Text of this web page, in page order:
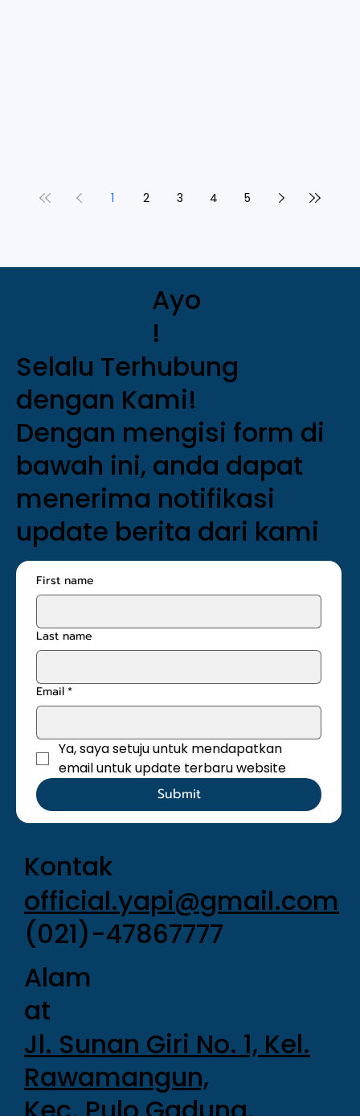
1 2 3 4 5
Kontak
official.yapi@gmail.com
(021)-47867777
Alam
at
Jl. Sunan Giri No. 1, Kel.
Rawamangun,
Ayo
!
Selalu Terhubung
dengan Kami!
Dengan mengisi form di
bawah ini, anda dapat
menerima notifikasi
update berita dari kami
First name
Last name
Email*
Ya, saya setuju untuk mendapatkan
email untuk update terbaru website
Submit